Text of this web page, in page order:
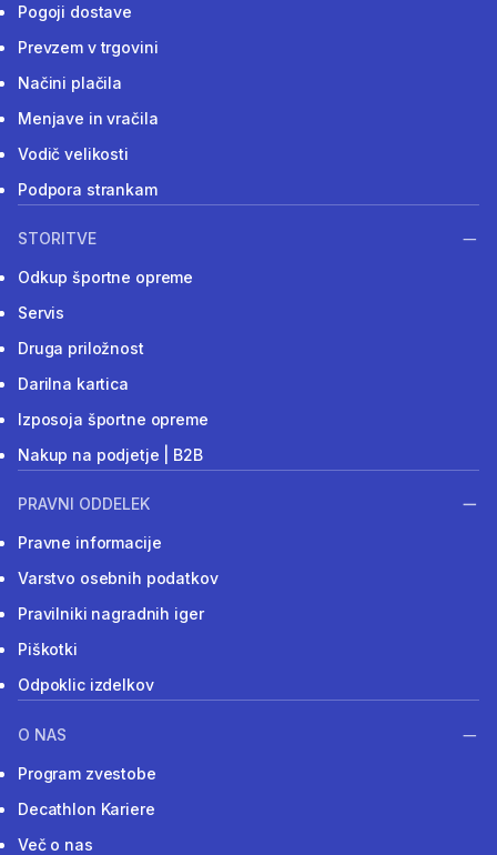
Pogoji dostave
Prevzem v trgovini
Načini plačila
Menjave in vračila
Vodič velikosti
Podpora strankam
STORITVE
Odkup športne opreme
Servis
Druga priložnost
Darilna kartica
Izposoja športne opreme
Nakup na podjetje | B2B
PRAVNI ODDELEK
Pravne informacije
Varstvo osebnih podatkov
Pravilniki nagradnih iger
Piškotki
Odpoklic izdelkov
O NAS
Program zvestobe
Decathlon Kariere
Več o nas